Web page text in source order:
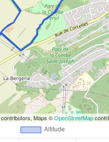
contributors, Maps ©OpenStreetMap